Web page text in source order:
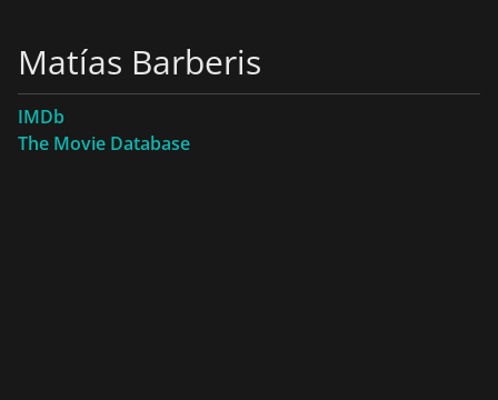
Matías Barberis
IMDb
The Movie Database